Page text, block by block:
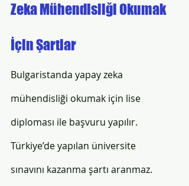
Zeka Mühendisliği Okumak
İçin Şartlar
Bulgaristanda yapay zeka
mühendisliği okumak için lise
diploması ile başvuru yapılır.
Türkiye’de yapılan üniversite
sınavını kazanma şartı aranmaz.